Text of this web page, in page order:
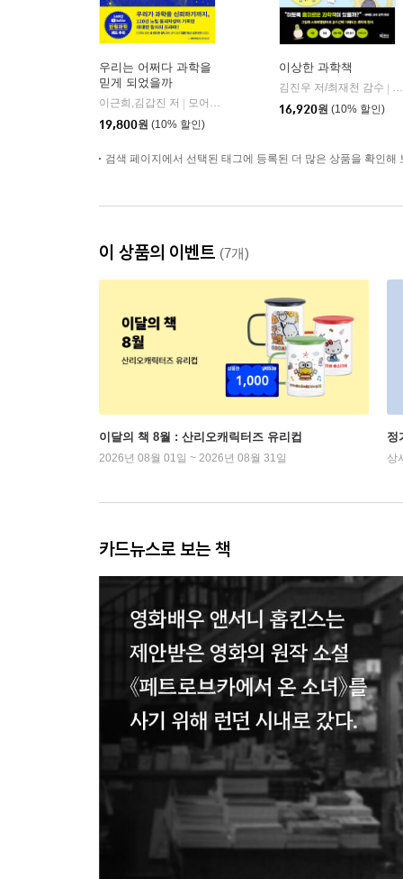
우리는 어쩌다 과학을
믿게 되었을까
이근희,김갑진 저
모어사이언스
19,800원 (10% 할인)
이상한 과학책
김진우 저/최재천 감수
16,920원 (10% 할인)
검색 페이지에서 선택된 태그에 등록된 더 많은 상품을 확인해
이 상품의 이벤트 (7개)
이달의 책 8월 : 산리오캐릭터즈 유리컵
2026년 08월 01일 ~ 2026년 08월 31일
정
상
카드뉴스로 보는 책